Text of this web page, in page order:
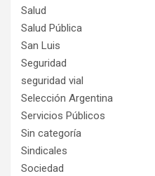
Salud
Salud Pública
San Luis
Seguridad
seguridad vial
Selección Argentina
Servicios Públicos
Sin categoría
Sindicales
Sociedad